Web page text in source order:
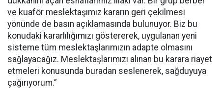
ve kuaför meslektaşımız kararın geri çekilmesi
yönünde de basın açıklamasında bulunuyor. Biz bu
konudaki kararlılığımızı göstererek, uygulanan yeni
sisteme tüm meslektaşlarımızın adapte olmasını
sağlayacağız. Meslektaşlarımızı alınan bu karara riayet
etmeleri konusunda buradan seslenerek, sağduyuya
çağırıyorum.”